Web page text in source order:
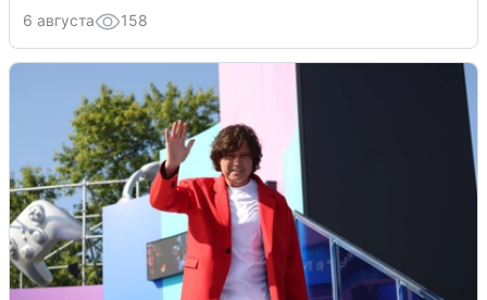
6 августа 158